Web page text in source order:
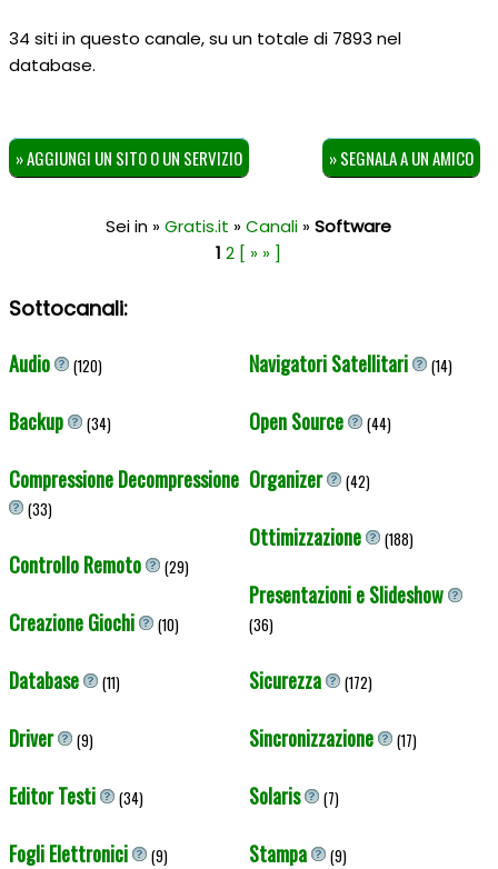
34 siti in questo canale, su un totale di 7893 nel
database.
» AGGIUNGI UN SITO O UN SERVIZIO » SEGNALA A UN AMICO
Sei in »Gratis.it »Canali »Software
1 2 [ » » ]
Sottocanali:
Audio (120)
Backup (34)
Compressione Decompressione
(33)
Controllo Remoto (29)
Creazione Giochi (10)
Database (11)
Driver (9)
Editor Testi (34)
Fogli Elettronici (9)
Navigatori Satellitari (14)
Open Source (44)
Organizer (42)
Ottimizzazione (188)
Presentazioni e Slideshow
(36)
Sicurezza (172)
Sincronizzazione (17)
Solaris (7)
Stampa (9)